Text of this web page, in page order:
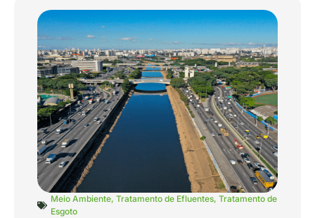
Meio Ambiente, Tratamento de Efluentes, Tratamento de
Esgoto